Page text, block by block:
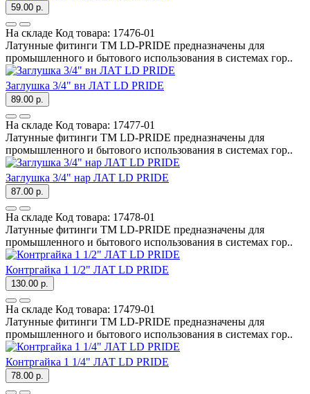
59.00 р.
На складе Код товара: 17476-01
Латунные фитинги ТМ LD-PRIDE предназначены для
промышленного и бытового использования в системах гор..
Заглушка 3/4" вн ЛАТ LD PRIDE
89.00 р.
На складе Код товара: 17477-01
Латунные фитинги ТМ LD-PRIDE предназначены для
промышленного и бытового использования в системах гор..
Заглушка 3/4" нар ЛАТ LD PRIDE
87.00 р.
На складе Код товара: 17478-01
Латунные фитинги ТМ LD-PRIDE предназначены для
промышленного и бытового использования в системах гор..
Контргайка 1 1/2" ЛАТ LD PRIDE
130.00 р.
На складе Код товара: 17479-01
Латунные фитинги ТМ LD-PRIDE предназначены для
промышленного и бытового использования в системах гор..
Контргайка 1 1/4" ЛАТ LD PRIDE
78.00 р.